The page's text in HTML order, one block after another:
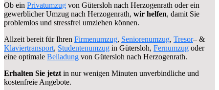
Ob ein Privatumzug von Gütersloh nach Herzogenrath oder ein
gewerblicher Umzug nach Herzogenrath, wir helfen, damit Sie
problemlos und stressfrei umziehen können.
Allzeit bereit für Ihren Firmenumzug, Seniorenumzug, Tresor– &
Klaviertransport, Studentenumzug in Gütersloh, Fernumzug oder
eine optimale Beiladung von Gütersloh nach Herzogenrath.
Erhalten Sie jetzt in nur wenigen Minuten unverbindliche und
kostenfreie Angebote.